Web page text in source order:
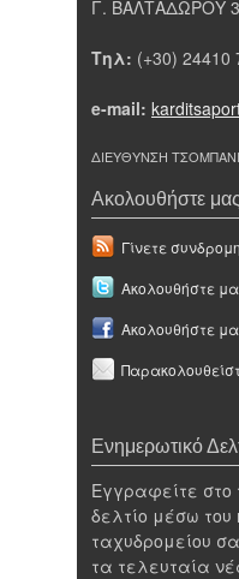
Γ. ΒΑΛΤΑΔΩΡΟΥ
Τηλ: (+30) 24410
e-mail:
ΔΙΕΥΘΥΝΣΗ
Ακολουθήστε
Γίνετε
Ακολουθήστε
Ακολουθήστε
Ενημερωτικό
Εγγραφείτε στο
δελτίο μέσω του
ταχυδρομείου
τα τελευταία